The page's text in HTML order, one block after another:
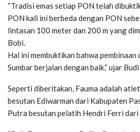
“Tradisi emas setiap PON telah
PON kali ini berbeda dengan PON
lintasan 100 meter dan 200 m yang
Bobi.
Hal ini membuktikan bahwa pembinaan
Sumbar berjalan dengan baik,” ujar
Seperti diberitakan, Fauma adalah
besutan Ediwarman dari Kabupaten
Putra besutan pelatih Hendri Ferri